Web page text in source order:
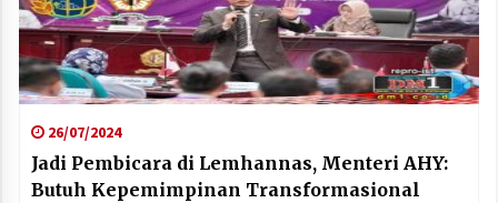
26/07/2024
Jadi Pembicara di Lemhannas, Menteri AHY:
Butuh Kepemimpinan Transformasional